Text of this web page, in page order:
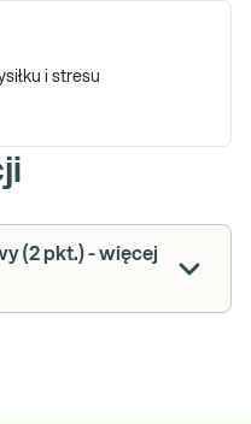
i stresu
(2 pkt.) - więcej